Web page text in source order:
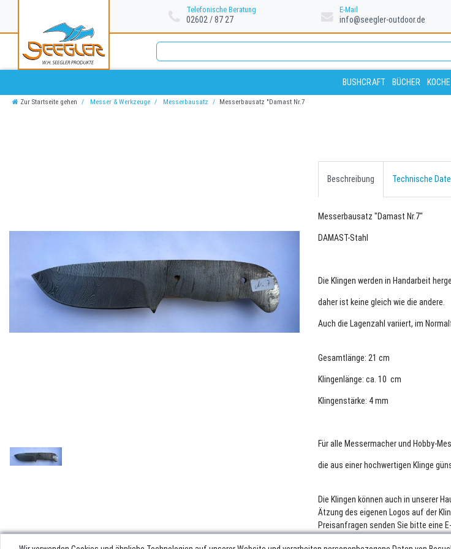
Telefonische Beratung
02602 / 87 27
E-Mail
info@seegler-outdoor.de
BUSHCRAFT BÜCHER
Zur Startseite gehen Messer & Werkzeuge Messerbausatz Messerbausatz "Damast Nr.7
Beschreibung Technische
Messerbausatz "Damast Nr.7"
DAMAST-Stahl
Die Klingen werden in Handarbeit
daher ist keine gleich wie die andere.
Auch die Lagenzahl variiert, im
Gesamtlänge: 21 cm
Klingenlänge: ca. 10 cm
Klingenstärke: 4 mm
Für alle Messermacher und Hobby-
die aus einer hochwertigen Klinge
Die Klingen können auch in unserer
Ätzung des eigenen Logos auf der
Preisanfragen senden Sie bitte eine